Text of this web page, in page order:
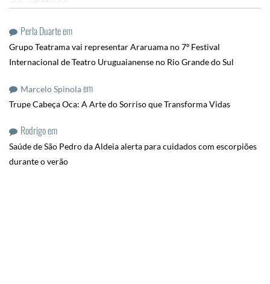
Perla Duarteem
Grupo Teatrama vai representar Araruama no 7º Festival
Internacional de Teatro Uruguaianense no Rio Grande do Sul
Marcelo Spinolaem
Trupe Cabeça Oca: A Arte do Sorriso que Transforma Vidas
Rodrigoem
Saúde de São Pedro da Aldeia alerta para cuidados com escorpiões
durante o verão